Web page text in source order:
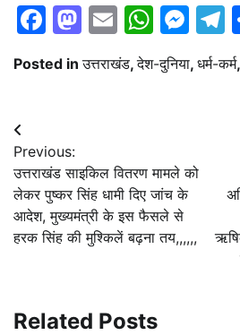
Facebook
Mastodon
Email
Posted inउत्तराखंड,देश-दुनिया, धर्म-कर्म
Post
navigation
Previous:
उत्तराखंड साइकिल वितरण मामले को
लेकर पुष्कर सिंह धामी दिए जांच के
आदेश, मुख्यमंत्री के इस फैसले से
हरक सिंह की मुश्किलें बढ़ना तय,,,,,,
Related Posts